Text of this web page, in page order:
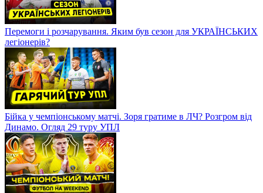
Перемоги і розчарування. Яким був сезон для УКРАЇНСЬКИХ
легіонерів?
Бійка у чемпіонському матчі. Зоря гратиме в ЛЧ? Розгром від
Динамо. Огляд 29 туру УПЛ